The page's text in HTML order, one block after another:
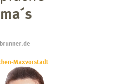
Maxvorstadt